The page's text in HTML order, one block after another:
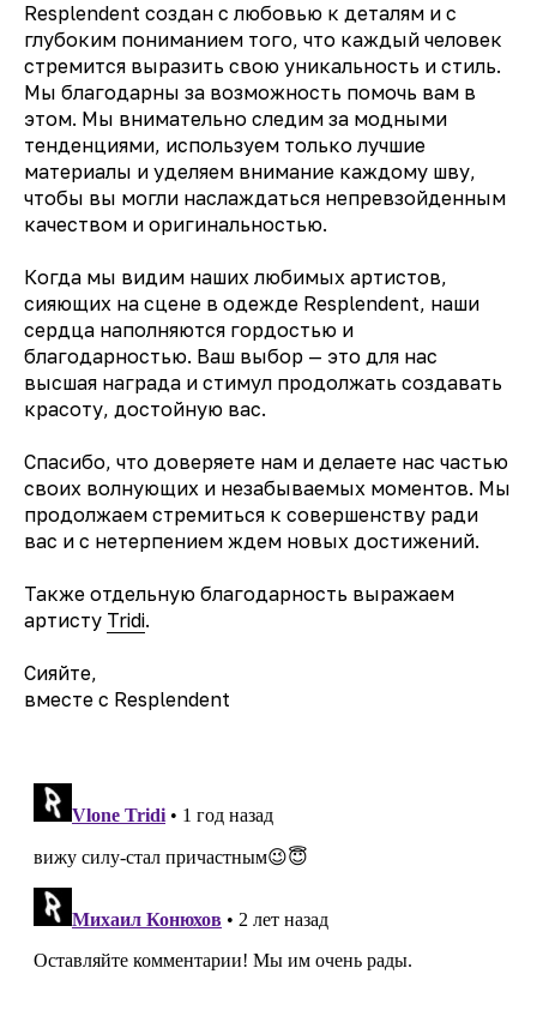
Resplendent создан с любовью к деталям и с
глубоким пониманием того, что каждый человек
стремится выразить свою уникальность и стиль.
Мы благодарны за возможность помочь вам в
этом. Мы внимательно следим за модными
тенденциями, используем только лучшие
материалы и уделяем внимание каждому шву,
чтобы вы могли наслаждаться непревзойденным
качеством и оригинальностью.
Когда мы видим наших любимых артистов,
сияющих на сцене в одежде Resplendent, наши
сердца наполняются гордостью и
благодарностью. Ваш выбор — это для нас
высшая награда и стимул продолжать создавать
красоту, достойную вас.
Спасибо, что доверяете нам и делаете нас частью
своих волнующих и незабываемых моментов. Мы
продолжаем стремиться к совершенству ради
вас и с нетерпением ждем новых достижений.
Также отдельную благодарность выражаем
артисту Tridi.
Сияйте,
вместе с Resplendent